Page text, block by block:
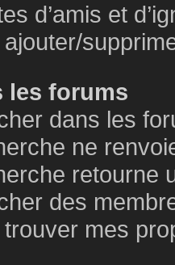
d’amis et
les forums
dans les
ne
retourne
des
mes